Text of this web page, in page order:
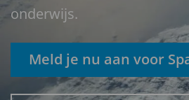
onderwijs.
Meld je nu aan voor